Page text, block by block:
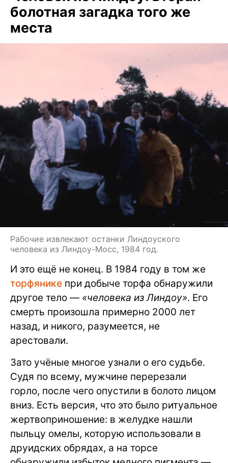
болотная загадка того же
места
Рабочие извлекают останки Линдоуского
человека из Линдоу-Мосс, 1984 год.
И это ещё не конец. В 1984 году в том же
торфянике при добыче торфа обнаружили
другое тело — «человека из Линдоу». Его
смерть произошла примерно 2000 лет
назад, и никого, разумеется, не
арестовали.
Зато учёные многое узнали о его судьбе.
Судя по всему, мужчине перерезали
горло, после чего опустили в болото лицом
вниз. Есть версия, что это было ритуальное
жертвоприношение: в желудке нашли
пыльцу омелы, которую использовали в
друидских обрядах, а на торсе